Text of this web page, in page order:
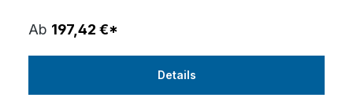
Ab 197,42 €*
Details